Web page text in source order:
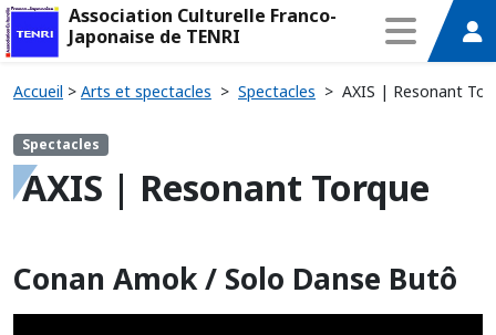
Association Culturelle Franco-
Japonaise de TENRI
Accueil > Arts et spectacles > Spectacles > AXIS | Resonant
Spectacles
AXIS | Resonant Torque
Conan Amok / Solo Danse Butô